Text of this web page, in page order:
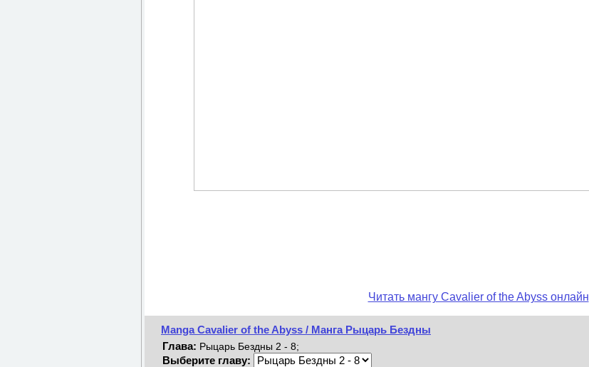
Читать мангу Cavalier of the Abyss онлайн
Manga Cavalier of the Abyss / Манга Рыцарь Бездны
Глава: Рыцарь Бездны 2 - 8;
Выберите главу: